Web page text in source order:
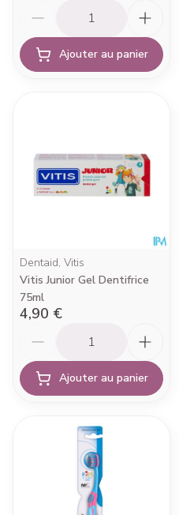
Ajouter au panier
Dentaid, Vitis
Vitis Junior Gel Dentifrice
75ml
4,90 €
Ajouter au panier